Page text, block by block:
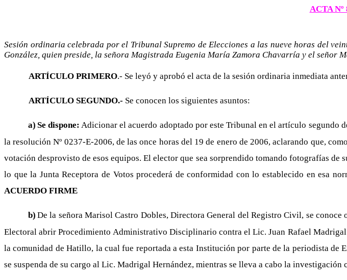
ACTA Nº
Sesión ordinaria celebrada por el Tribunal Supremo de Elecciones a las nueve horas del
González, quien preside, la señora Magistrada Eugenia María Zamora Chavarría y el señor
ARTÍCULO PRIMERO.- Se leyó y aprobó el acta de la sesión ordinaria inmediata
ARTÍCULO SEGUNDO.- Se conocen los siguientes asuntos:
a) Se dispone: Adicionar el acuerdo adoptado por este Tribunal en el artículo segundo
la resolución Nº 0237-E-2006, de las once horas del 19 de enero de 2006, aclarando que,
votación desprovisto de esos equipos. El elector que sea sorprendido tomando fotografías
lo que la Junta Receptora de Votos procederá de conformidad con lo establecido en esa
ACUERDO FIRME
b) De la señora Marisol Castro Dobles, Directora General del Registro Civil, se
Electoral abrir Procedimiento Administrativo Disciplinario contra el Lic. Juan Rafael
la comunidad de Hatillo, la cual fue reportada a esta Institución por parte de la periodista
se suspenda de su cargo al Lic. Madrigal Hernández, mientras se lleva a cabo la investigación